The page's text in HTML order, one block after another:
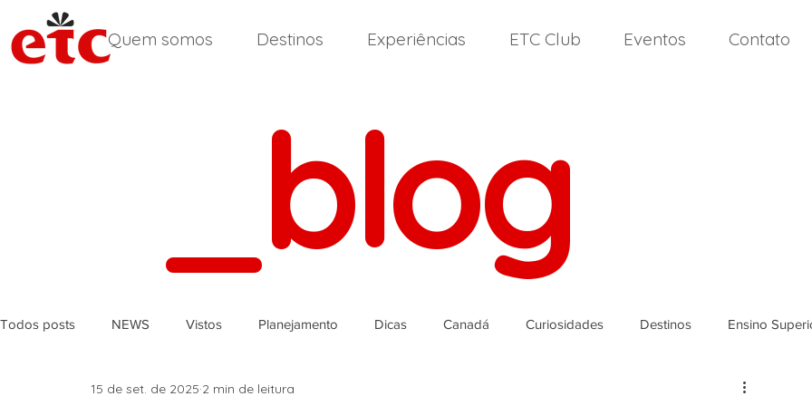
Quem somos Destinos Experiências ETC Club Eventos Contato
_blog
Todos posts NEWS Vistos Planejamento Dicas Canadá Curiosidades Destinos Ensino
África do Sul Reino Unido Inglês
15 de set. de 2025 2 min de leitura